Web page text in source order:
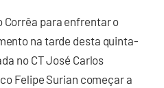
Corrêa para enfrentar o
na tarde desta quinta-
no CT José Carlos
Felipe Surian começar a